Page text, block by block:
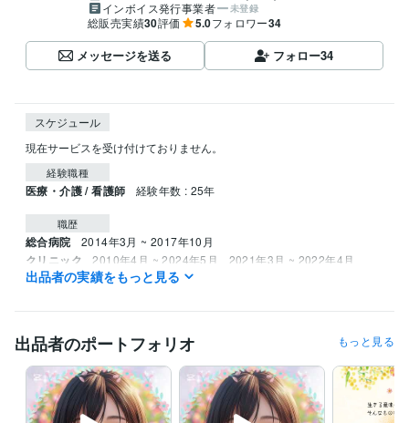
インボイス発行事業者
未登録
総販売実績30評価 5.0フォロワー34
メッセージを送る フォロー34
スケジュール
現在サービスを受け付けておりません。
経験職種
医療・介護 / 看護師 経験年数 : 25年
職歴
総合病院 2014年3月 ~ 2017年10月
クリニック 2010年4月 ~ 2024年5月 2021年3月 ~ 2022年4月
看護師 取得年 : 2001年
得意分野
悩み相談・カウンセリング
学歴
看護専門学校 1998年3月 ~ 2001年2月
出品者の実績をもっと見る
出品者のポートフォリオ もっと見る